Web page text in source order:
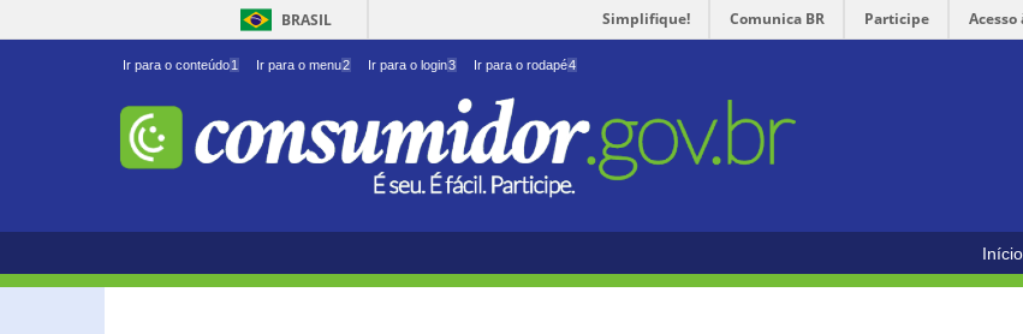
BRASIL Simplifique! Comunica BR Participe
Ir para o conteúdo1 Ir para o menu2 Ir para o login3 Ir para o rodapé4
Início